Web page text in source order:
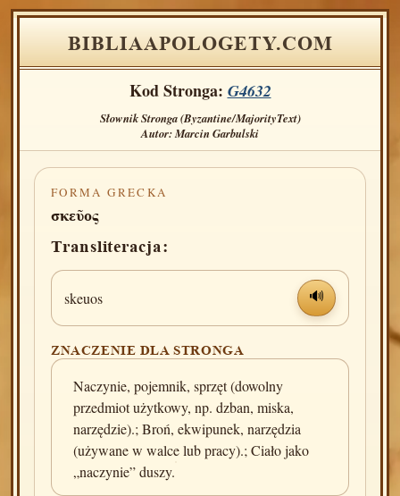
BIBLIAAPOLOGETY.COM
Kod Stronga: G4632
Słownik Stronga (Byzantine/MajorityText)
Autor: Marcin Garbulski
FORMA GRECKA
σκεῦος
Transliteracja:
skeuos 🔊
ZNACZENIE DLA STRONGA
Naczynie, pojemnik, sprzęt (dowolny
przedmiot użytkowy, np. dzban, miska,
narzędzie).; Broń, ekwipunek, narzędzia
(używane w walce lub pracy).; Ciało jako
„naczynie” duszy.